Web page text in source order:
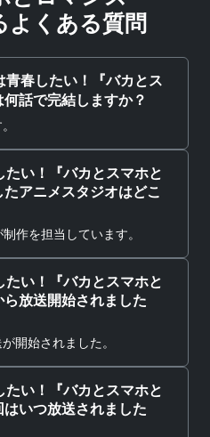
よくある質問
青春したい！『バカとス
話で完結しますか？
たい！『バカとスマホと
アニメスタジオはどこ
作を担当しています。
たい！『バカとスマホと
放送開始されました
開始されました。
たい！『バカとスマホと
いつ放送されました